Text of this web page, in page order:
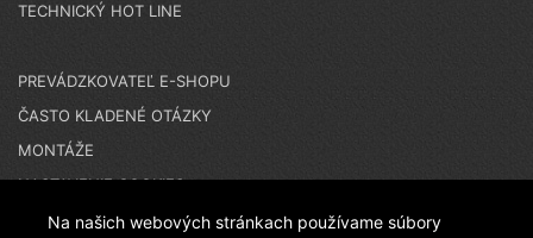
Na našich webových stránkach používame súbory
TECHNICKÝ HOT LINE
PREVÁDZKOVATEĽ E-SHOPU
ČASTO KLADENÉ OTÁZKY
MONTÁŽE
NASTAVENIE COOKIES